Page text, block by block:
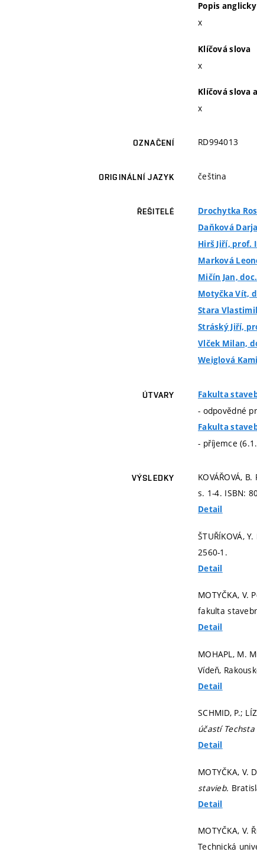
Popis anglicky
x
Klíčová slova
x
Klíčová slova
x
OZNAČENÍ RD994013
ORIGINÁLNÍ JAZYK čeština
ŘEŠITELÉ Drochytka
Daňková
Hirš Jiří, prof.
Marková
Mičín Jan,
Motyčka Vít,
Stara
Stráský Jiří,
Vlček Milan,
Weiglová
ÚTVARY Fakulta
- odpovědné
Fakulta
- příjemce
VÝSLEDKY KOVÁŘOVÁ,
s. 1-4. ISBN:
Detail
ŠTUŘÍKOVÁ,
2560-1.
Detail
MOTYČKA,
fakulta
Detail
MOHAPL, M.
Vídeň,
Detail
SCHMID, P.;
účastí Techsta
Detail
MOTYČKA,
stavieb.
Detail
MOTYČKA,
Technická